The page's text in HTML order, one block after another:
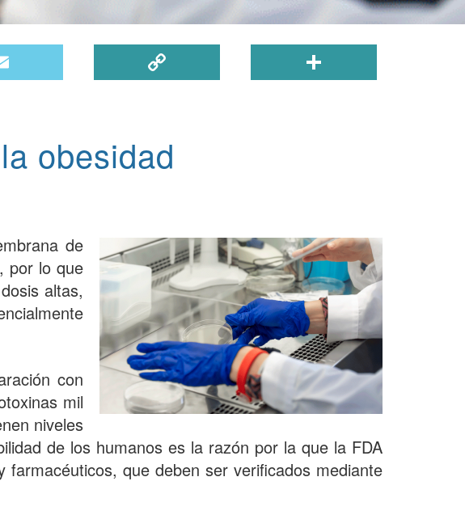
Email Copy
obesidad
de
por lo que
altas,
con
mil
niveles
de los humanos es la razón por la que la FDA
que deben ser verificados mediante